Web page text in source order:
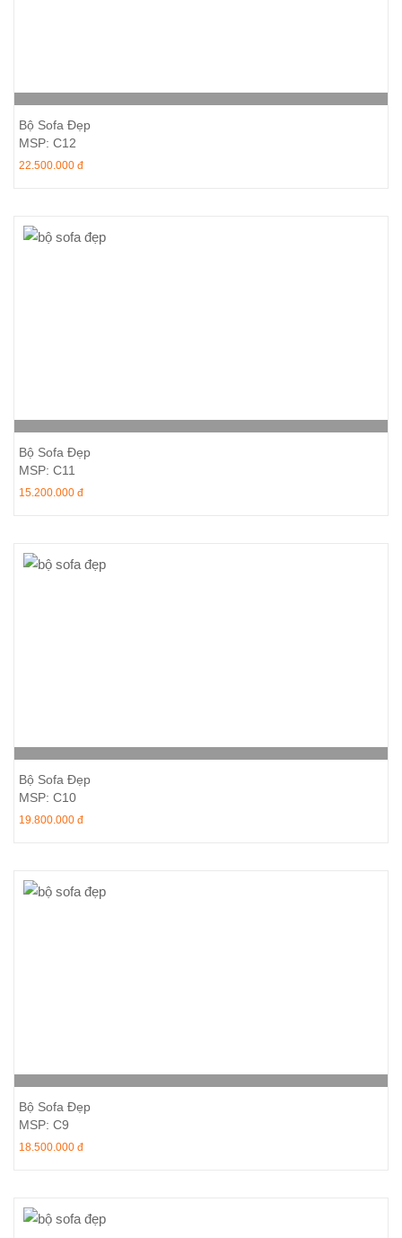
Bộ Sofa Đẹp
MSP: C12
22.500.000 đ
Bộ Sofa Đẹp
MSP: C11
15.200.000 đ
Bộ Sofa Đẹp
MSP: C10
19.800.000 đ
Bộ Sofa Đẹp
MSP: C9
18.500.000 đ